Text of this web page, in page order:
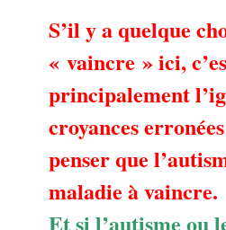
S’il y a quelque
« vaincre » ici,
principalement
croyances
penser que
maladie à vaincre.
Et si l’autisme ou